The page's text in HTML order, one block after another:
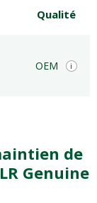
Qualité
OEM i
de
Genuine